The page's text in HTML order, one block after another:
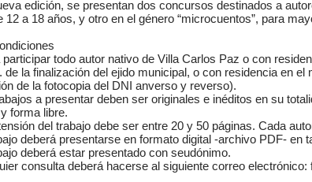
edición, se presentan dos concursos destinados a
12 a 18 años, y otro en el género “microcuentos”, para
todo autor nativo de Villa Carlos Paz o con
de la finalización del ejido municipal, o con residencia en
de la fotocopia del DNI anverso y reverso).
a presentar deben ser originales e inéditos en su
forma libre.
del trabajo debe ser entre 20 y 50 páginas. Cada
deberá presentarse en formato digital -archivo PDF- en
deberá estar presentado con seudónimo.
consulta deberá hacerse al siguiente correo electrónico: